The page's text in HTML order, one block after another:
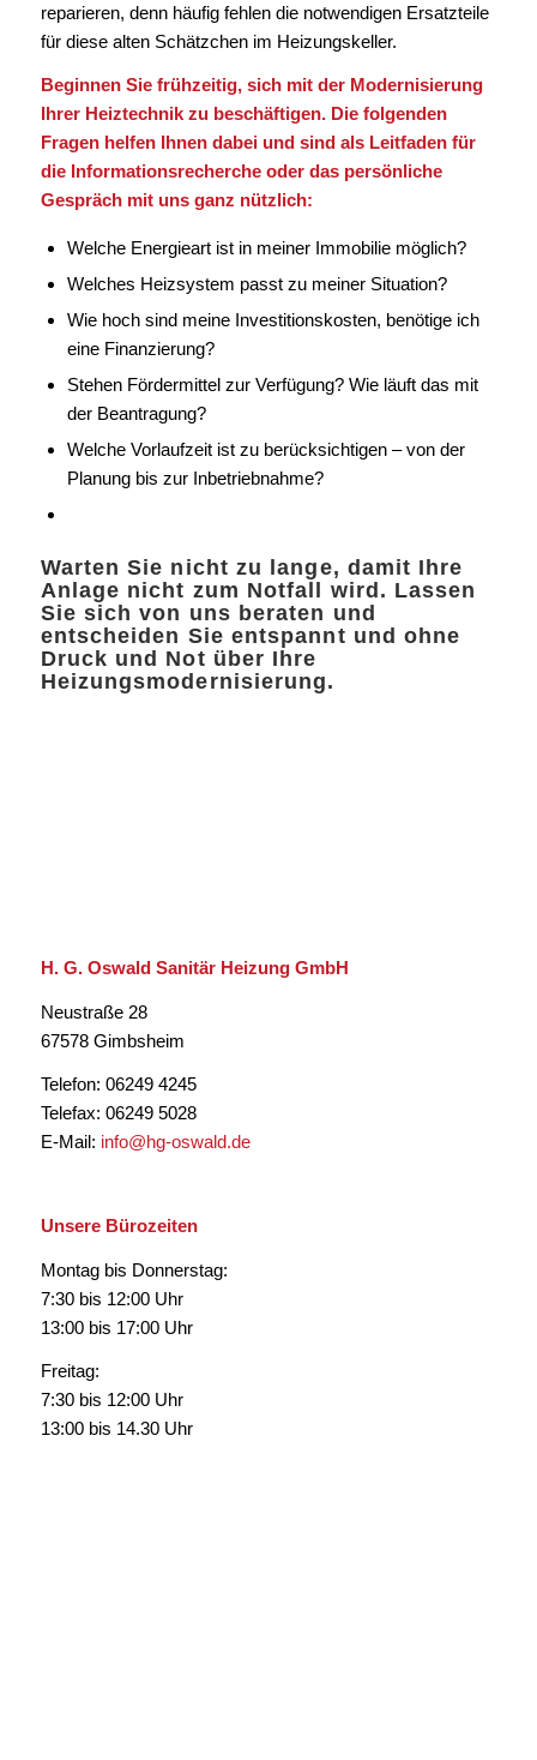
reparieren, denn häufig fehlen die notwendigen Ersatzteile
für diese alten Schätzchen im Heizungskeller.
Beginnen Sie frühzeitig, sich mit der Modernisierung
Ihrer Heiztechnik zu beschäftigen. Die folgenden
Fragen helfen Ihnen dabei und sind als Leitfaden für
die Informationsrecherche oder das persönliche
Gespräch mit uns ganz nützlich:
Welche Energieart ist in meiner Immobilie möglich?
Welches Heizsystem passt zu meiner Situation?
Wie hoch sind meine Investitionskosten, benötige ich
eine Finanzierung?
Stehen Fördermittel zur Verfügung? Wie läuft das mit
der Beantragung?
Welche Vorlaufzeit ist zu berücksichtigen – von der
Planung bis zur Inbetriebnahme?
Warten Sie nicht zu lange, damit Ihre
Anlage nicht zum Notfall wird. Lassen
Sie sich von uns beraten und
entscheiden Sie entspannt und ohne
Druck und Not über Ihre
Heizungsmodernisierung.
H. G. Oswald Sanitär Heizung GmbH
Neustraße 28
67578 Gimbsheim
Telefon: 06249 4245
Telefax: 06249 5028
E-Mail: info@hg-oswald.de
Unsere Bürozeiten
Montag bis Donnerstag:
7:30 bis 12:00 Uhr
13:00 bis 17:00 Uhr
Freitag:
7:30 bis 12:00 Uhr
13:00 bis 14.30 Uhr